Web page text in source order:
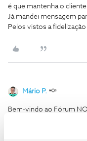
é que mantenha o
Já mandei mensagem
Pelos vistos a
Mário P.
Bem-vindo ao Fórum